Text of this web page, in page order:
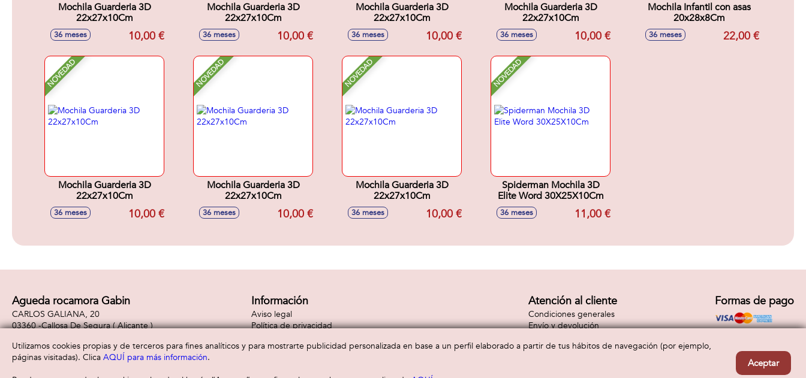
Mochila Guarderia 3D
22x27x10Cm
36 meses 10,00 €
Mochila Guarderia 3D
22x27x10Cm
36 meses 10,00 €
Mochila Guarderia 3D
22x27x10Cm
36 meses 10,00 €
Mochila Guarderia 3D
22x27x10Cm
36 meses 10,00 €
Mochila Infantil con asas
20x28x8Cm
36 meses 22,00 €
NOVEDAD
Mochila Guarderia 3D
22x27x10Cm
36 meses 10,00 €
NOVEDAD
Mochila Guarderia 3D
22x27x10Cm
36 meses 10,00 €
NOVEDAD
Mochila Guarderia 3D
22x27x10Cm
36 meses 10,00 €
NOVEDAD
Spiderman Mochila 3D
Elite Word 30X25X10Cm
36 meses 11,00 €
Agueda rocamora Gabin
CARLOS GALIANA, 20
03360 -Callosa De Segura( Alicante )
Información
Aviso legal
Política de privacidad
Atención al cliente
Condiciones generales
Envío y devolución
Formas de pago
Utilizamos cookies propias y de terceros para fines analíticos y para mostrarte publicidad personalizada en base a un perfil elaborado a partir de tus hábitos de navegación (por ejemplo,
páginas visitadas). Clica AQUÍ para más información.
Aceptar